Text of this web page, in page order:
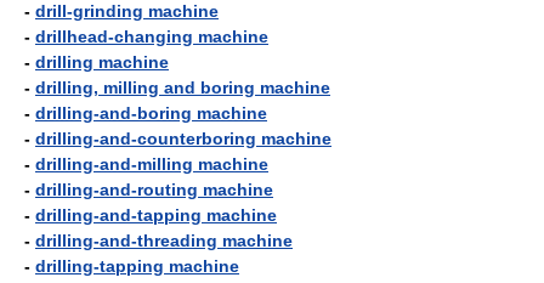
- drill-grinding machine
- drillhead-changing machine
- drilling machine
- drilling, milling and boring machine
- drilling-and-boring machine
- drilling-and-counterboring machine
- drilling-and-milling machine
- drilling-and-routing machine
- drilling-and-tapping machine
- drilling-and-threading machine
- drilling-tapping machine